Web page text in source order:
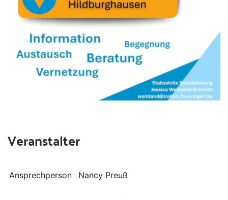
Veranstalter
Ansprechperson Nancy Preuß